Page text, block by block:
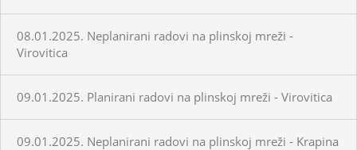
08.01.2025. Neplanirani radovi na plinskoj mreži -
Virovitica
09.01.2025. Planirani radovi na plinskoj mreži - Virovitica
09.01.2025. Neplanirani radovi na plinskoj mreži - Krapina